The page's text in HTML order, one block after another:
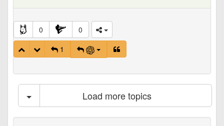
0
0
1
Load more topics